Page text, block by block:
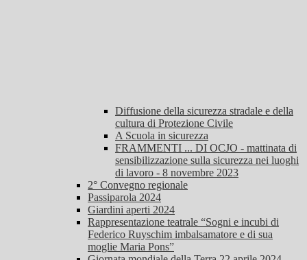
Diffusione della sicurezza stradale e della
cultura di Protezione Civile
A Scuola in sicurezza
FRAMMENTI ... DI OCJO - mattinata di
sensibilizzazione sulla sicurezza nei luoghi
di lavoro - 8 novembre 2023
2° Convegno regionale
Passiparola 2024
Giardini aperti 2024
Rappresentazione teatrale “Sogni e incubi di
Federico Ruyschim imbalsamatore e di sua
moglie Maria Pons”